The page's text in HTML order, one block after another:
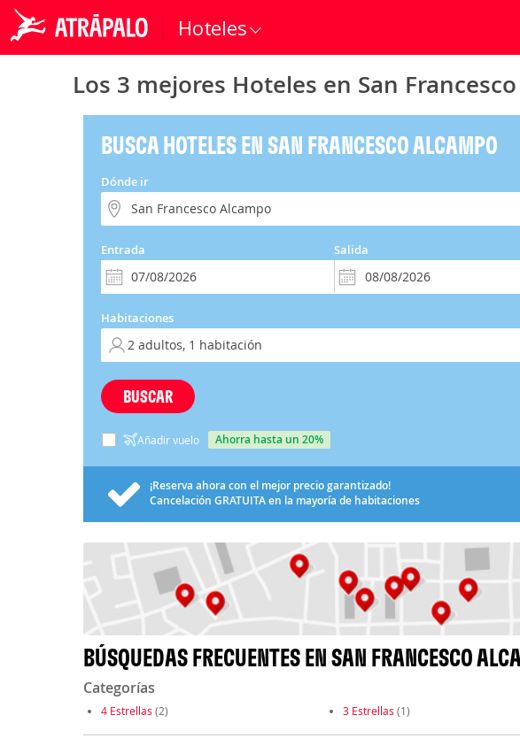
Hoteles
Los 3 mejores Hoteles en San
BUSCA HOTELES EN SAN FRANCESCO ALCAMPO
Dónde ir
Entrada Salida
Habitaciones
BUSCAR
Añadir vuelo ahorra hasta un 20%
¡Reserva ahora con el mejor precio garantizado!
Cancelación GRATUITAen la mayoría de habitaciones
BÚSQUEDAS FRECUENTES EN SAN FRANCESCO
Categorías
4 Estrellas (2) 3 Estrellas (1)